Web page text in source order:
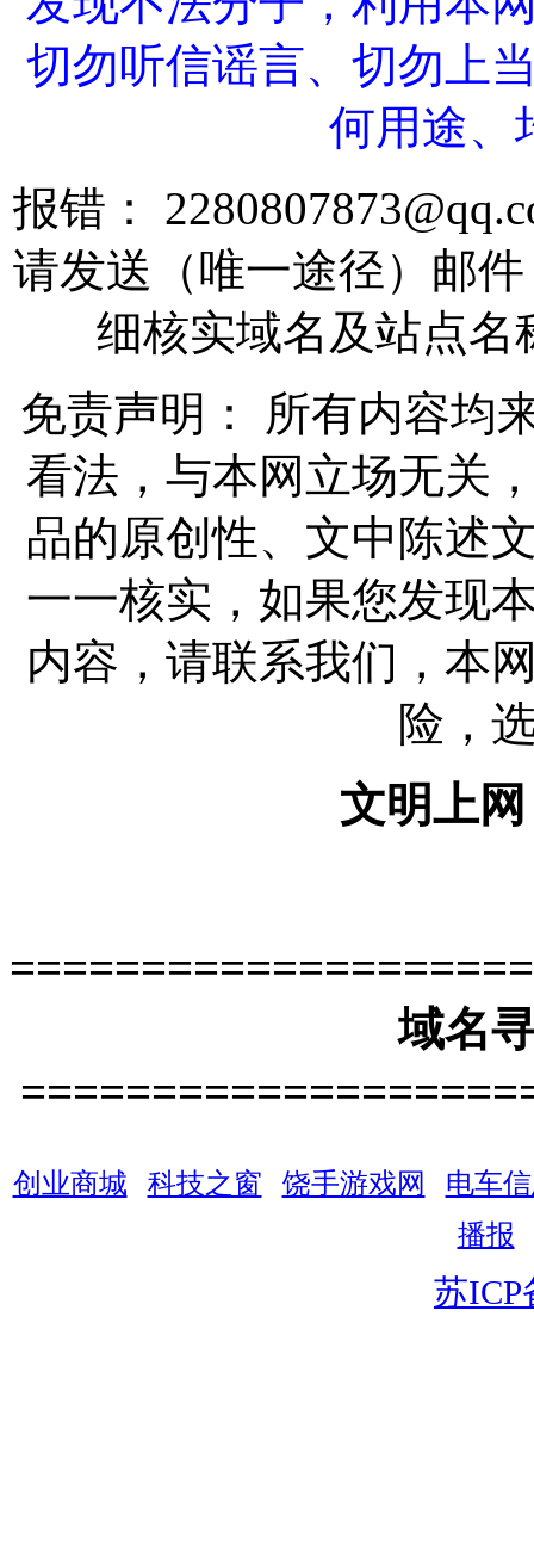
切勿听信谣言、切勿上
何用途、
报错：
请发送（唯一途径）邮
细核实域名及站点名
免责声明： 所有内容均
看法，与本网立场无关
品的原创性、文中陈述
一一核实，如果您发现
内容，请联系我们，本
险，
文明上
域名
创业商城 科技之窗 饶手游戏网
电车
播报
苏ICP